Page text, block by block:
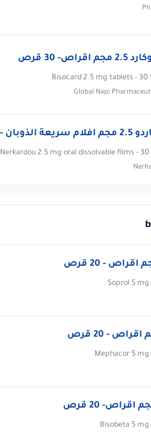
اقراص- 30 قرص
Bisocard 2.5 mg tablets - 30
Global Napi
الذوبان - 30 فيلم
Nerkardou 2.5 mg oral dissolvable films -
Soprol 5
Mephacor 5
Bisobeta 5